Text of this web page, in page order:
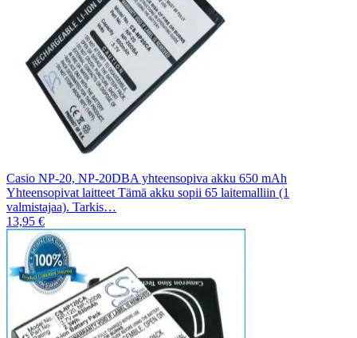
Casio NP-20, NP-20DBA yhteensopiva akku 650 mAh
Yhteensopivat laitteet Tämä akku sopii 65 laitemalliin (1
valmistajaa). Tarkis…
13,95 €